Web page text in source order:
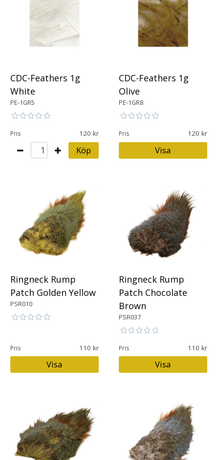
CDC-Feathers 1g
White
PE-1GR5
Pris 120
Köp
CDC-Feathers 1g
Olive
PE-1GR8
Pris 120
Visa
Ringneck Rump
Patch Golden Yellow
PSR010
Pris 110
Visa
Ringneck Rump
Patch Chocolate
Brown
PSR037
Pris 110
Visa